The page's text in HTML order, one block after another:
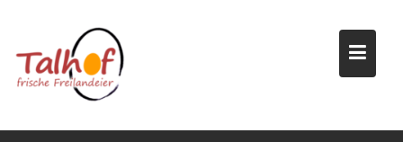
content